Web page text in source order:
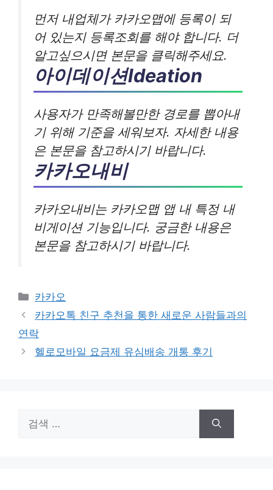
먼저 내업체가 카카오맵에 등록이 되
어 있는지 등록조회를 해야 합니다. 더
알고싶으시면 본문을 클릭해주세요.
아이데이션Ideation
사용자가 만족해볼만한 경로를 뽑아내
기 위해 기준을 세워보자. 자세한 내용
은 본문을 참고하시기 바랍니다.
카카오내비
카카오내비는 카카오맵 앱 내 특정 내
비게이션 기능입니다. 궁금한 내용은
본문을 참고하시기 바랍니다.
카
테
리
카카오
카카오톡 친구 추천을 통한 새로운 사람들과의
연락
헬로모바일 요금제 유심배송 개통 후기
색: